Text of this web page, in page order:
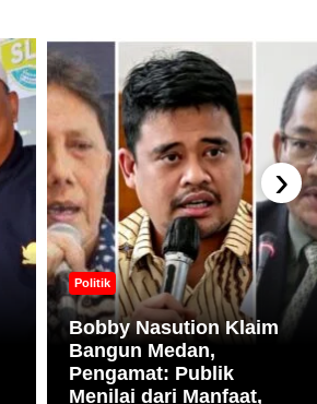
Politik
Bobby Nasution Klaim
Bangun Medan,
Pengamat: Publik
Menilai dari Manfaat,
›